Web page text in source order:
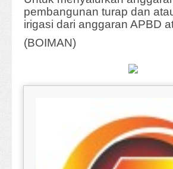
pembangunan turap dan
irigasi dari anggaran APBD
(BOIMAN)